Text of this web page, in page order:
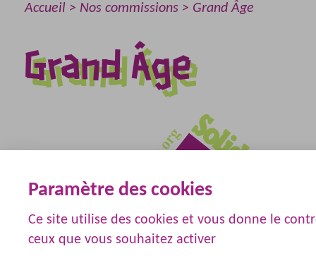
Accueil Nos commissions Grand Âge
Grand Âge
Paramètre des cookies
Ce site utilise des cookies et vous donne le
ceux que vous souhaitez activer